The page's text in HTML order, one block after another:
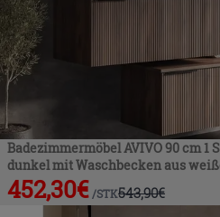
Badezimmermöbel AVIVO 90 cm 1
dunkel mit Waschbecken aus
452,30€ /STK543,90€